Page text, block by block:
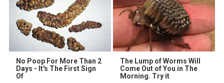
No Poop For More Than 2
Days - It's The First Sign
Of
The Lump of Worms Will
Come Out of You in The
Morning. Try it